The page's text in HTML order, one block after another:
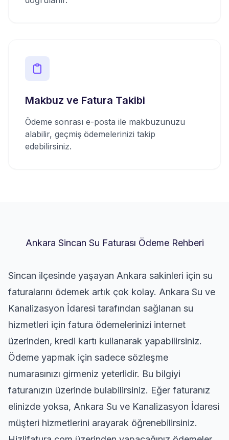
Makbuz ve Fatura Takibi
Ödeme sonrası e-posta ile makbuzunuzu
alabilir, geçmiş ödemelerinizi takip
edebilirsiniz.
Ankara Sincan Su Faturası Ödeme Rehberi
Sincan ilçesinde yaşayan Ankara sakinleri için su
faturalarını ödemek artık çok kolay. Ankara Su ve
Kanalizasyon İdaresi tarafından sağlanan su
hizmetleri için fatura ödemelerinizi internet
üzerinden, kredi kartı kullanarak yapabilirsiniz.
Ödeme yapmak için sadece sözleşme
numarasınızı girmeniz yeterlidir. Bu bilgiyi
faturanızın üzerinde bulabilirsiniz. Eğer faturanız
elinizde yoksa, Ankara Su ve Kanalizasyon İdaresi
müşteri hizmetlerini arayarak öğrenebilirsiniz.